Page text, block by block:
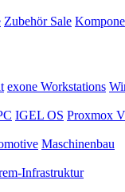
Zubehör Sale
exone Workstations
IGEL OS Proxmox
Maschinenbau
Infrastruktur